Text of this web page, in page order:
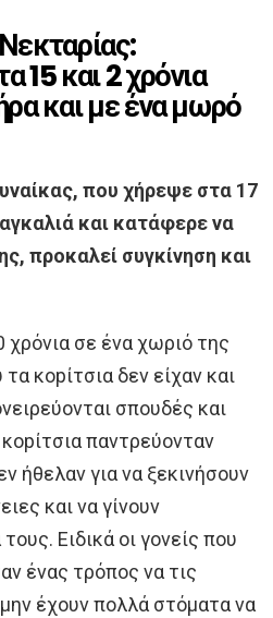
15 και 2 χρόνια
και με ένα μωρό
που χήρεψε στα 17
και κατάφερε να
προκαλεί συγκίνηση και
χρόνια σε ένα χωριό της
κopίτσια δεν είχαν και
σπουδές και
παντρεύονταν
ήθελαν για να ξεκινήσουν
και να γίνουν
Ειδικά οι γονείς που
ένας τρόπος να τις
έχουν πολλά στόματα να